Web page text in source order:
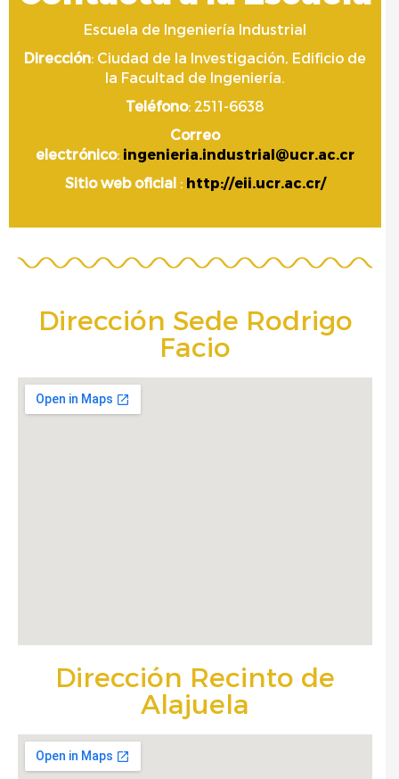
Escuela de Ingeniería Industrial
Dirección: Ciudad de la Investigación, Edificio de
la Facultad de Ingeniería.
Teléfono: 2511-6638
Correo
electrónico: ingenieria.industrial@ucr.ac.cr
Sitio web oficial : http://eii.ucr.ac.cr/
Dirección Sede Rodrigo
Facio
Dirección Recinto de
Alajuela